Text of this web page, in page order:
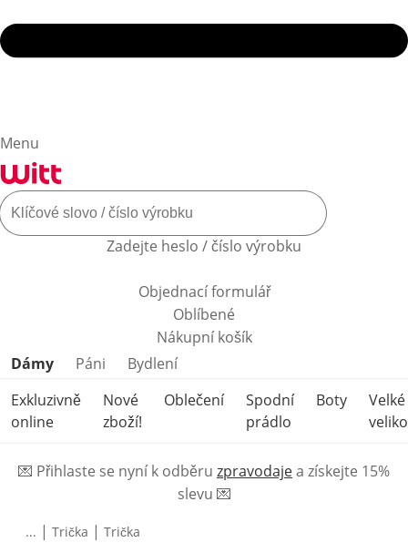
Menu
Zadejte heslo / číslo výrobku
Objednací formulář
Oblíbené
Nákupní košík
Přeskočit kategorie produktů
Dámy Páni
Bydlení
Exkluzivně
online
Nové
zboží!
Oblečení
Spodní
prádlo
Boty
Velké
💌 Přihlaste se nyní k odběru zpravodajea získejte 15%
slevu 💌
... | Trička | Trička